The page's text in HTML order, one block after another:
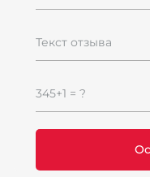
Текст отзыва
345+1 = ?